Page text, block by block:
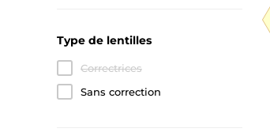
Type de lentilles
Correctrices
Sans correction